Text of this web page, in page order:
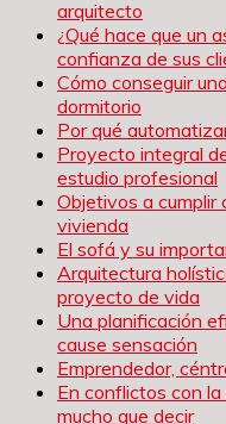
arquitecto
¿Qué hace que un
confianza de sus
Cómo conseguir
dormitorio
Por qué
Proyecto integral
estudio profesional
Objetivos a cumplir
vivienda
El sofá y su
Arquitectura
proyecto de vida
Una planificación
cause sensación
Emprendedor,
En conflictos con
mucho que decir